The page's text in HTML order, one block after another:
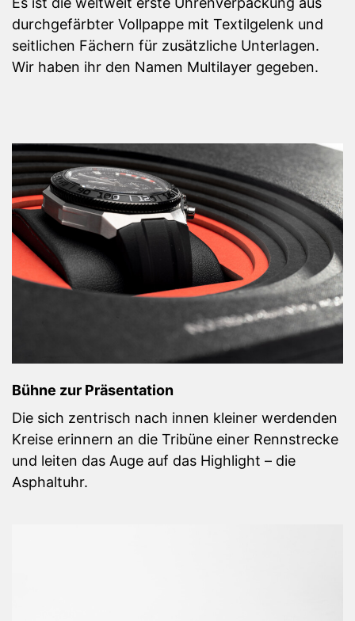
durchgefärbter Vollpappe mit Textilgelenk und
seitlichen Fächern für zusätzliche Unterlagen.
Wir haben ihr den Namen Multilayer gegeben.
Bühne zur Präsentation
Die sich zentrisch nach innen kleiner werdenden
Kreise erinnern an die Tribüne einer Rennstrecke
und leiten das Auge auf das Highlight – die
Asphaltuhr.